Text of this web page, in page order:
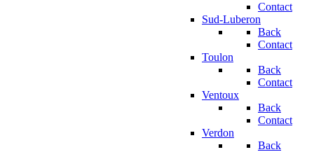
Contact
Sud-Luberon
Back
Contact
Toulon
Back
Contact
Ventoux
Back
Contact
Verdon
Back